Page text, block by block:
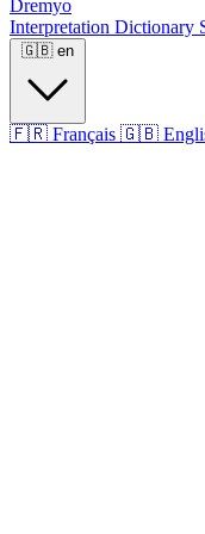
Dremyo
Interpretation Dictionary
🇬🇧 en
🇫🇷 Français 🇬🇧